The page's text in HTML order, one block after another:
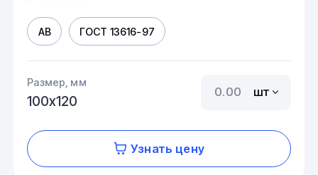
АВ ГОСТ 13616-97
Размер, мм
100х120
шт
Узнать цену